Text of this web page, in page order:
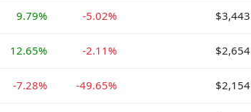
9.79% -5.02% $3,443
12.65% -2.11% $2,654
-7.28% -49.65% $2,154